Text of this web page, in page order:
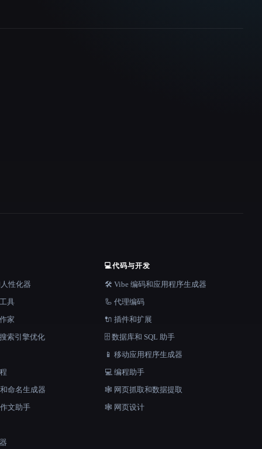
性化器
具
家
索引擎优化
命名生成器
文助手
💻代码与开发
🛠️ Vibe 编码和应用程序生成器
🦾 代理编码
🔌 插件和扩展
🗄️ 数据库和 SQL 助手
📱 移动应用程序生成器
💻 编程助手
🕸️ 网页抓取和数据提取
🕸 网页设计